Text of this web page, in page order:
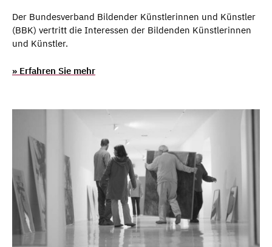
Der Bundesverband Bildender Künstlerinnen und Künstler
(BBK) vertritt die Interessen der Bildenden Künstlerinnen
und Künstler.
» Erfahren Sie mehr